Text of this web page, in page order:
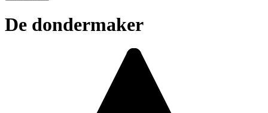
De dondermaker